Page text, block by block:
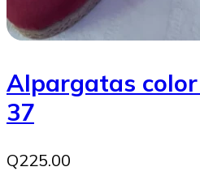
Alpargatas
37
Q225.00